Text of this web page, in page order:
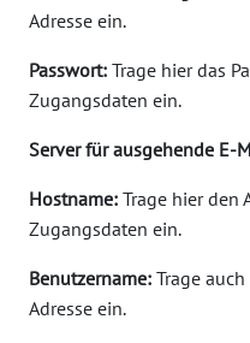
Adresse ein.
Passwort: Trage hier das
Zugangsdaten ein.
Server für ausgehende E-
Hostname: Trage hier den
Zugangsdaten ein.
Benutzername: Trage
Adresse ein.